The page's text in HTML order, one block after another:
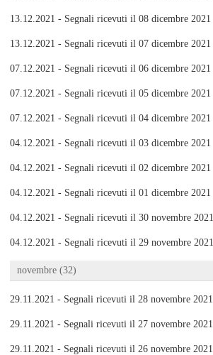
13.12.2021 - Segnali ricevuti il 08 dicembre 2021
13.12.2021 - Segnali ricevuti il 07 dicembre 2021
07.12.2021 - Segnali ricevuti il 06 dicembre 2021
07.12.2021 - Segnali ricevuti il 05 dicembre 2021
07.12.2021 - Segnali ricevuti il 04 dicembre 2021
04.12.2021 - Segnali ricevuti il 03 dicembre 2021
04.12.2021 - Segnali ricevuti il 02 dicembre 2021
04.12.2021 - Segnali ricevuti il 01 dicembre 2021
04.12.2021 - Segnali ricevuti il 30 novembre 2021
04.12.2021 - Segnali ricevuti il 29 novembre 2021
novembre (32)
29.11.2021 - Segnali ricevuti il 28 novembre 2021
29.11.2021 - Segnali ricevuti il 27 novembre 2021
29.11.2021 - Segnali ricevuti il 26 novembre 2021